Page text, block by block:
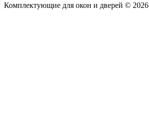
Комплектующие для окон и дверей © 2026